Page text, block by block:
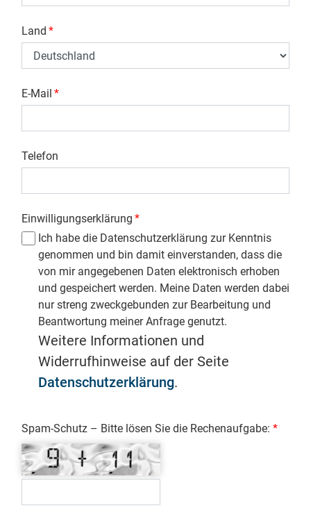
Land *
E-Mail *
Telefon
Einwilligungserklärung *
Ich habe die Datenschutzerklärung zur Kenntnis
genommen und bin damit einverstanden, dass die
von mir angegebenen Daten elektronisch erhoben
und gespeichert werden. Meine Daten werden dabei
nur streng zweckgebunden zur Bearbeitung und
Beantwortung meiner Anfrage genutzt.
Weitere Informationen und
Widerrufhinweise auf der Seite
Datenschutzerklärung.
Spam-Schutz – Bitte lösen Sie die Rechenaufgabe: